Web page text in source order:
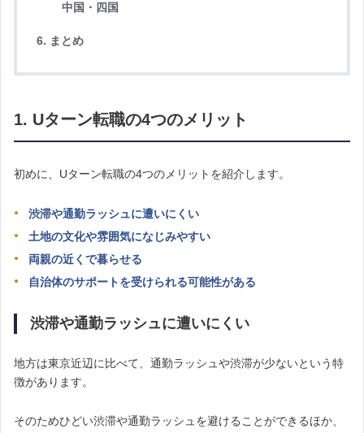
中国・四国
6. まとめ
1. Uターン転職の4つのメリット
初めに、Uターン転職の4つのメリットを紹介します。
渋滞や通勤ラッシュに遭いにくい
土地の文化や雰囲気になじみやすい
両親の近くで暮らせる
自治体のサポートを受けられる可能性がある
渋滞や通勤ラッシュに遭いにくい
地方は東京近辺に比べて、通勤ラッシュや渋滞が少ないという特
徴があります。
そのためひどい渋滞や通勤ラッシュを避けることができるほか、